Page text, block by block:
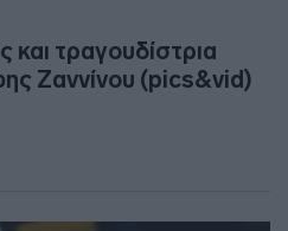
και τραγουδίστρια
Ζαννίνου (pics&vid)